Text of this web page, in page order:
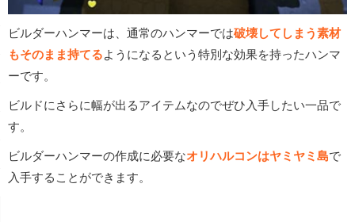
ビルダーハンマーは、通常のハンマーでは破壊してしまう素材
もそのまま持てるようになるという特別な効果を持ったハンマ
ーです。
ビルドにさらに幅が出るアイテムなのでぜひ入手したい一品で
す。
ビルダーハンマーの作成に必要なオリハルコンはヤミヤミ島で
入手することができます。